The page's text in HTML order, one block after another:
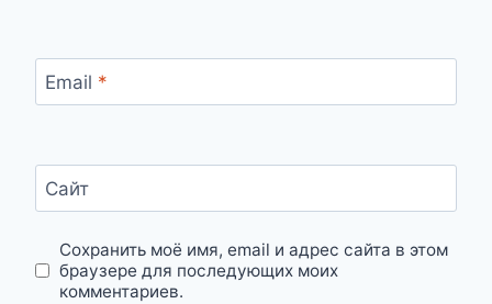
Email *
Сайт
Сохранить моё имя, email и адрес сайта в этом
браузере для последующих моих
комментариев.